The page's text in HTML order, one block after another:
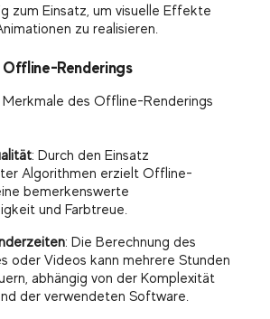
zum Einsatz, um visuelle Effekte
zu realisieren.
Offline-Renderings
des Offline-Renderings
: Durch den Einsatz
Algorithmen erzielt Offline-
bemerkenswerte
und Farbtreue.
: Die Berechnung des
oder Videos kann mehrere Stunden
abhängig von der Komplexität
der verwendeten Software.